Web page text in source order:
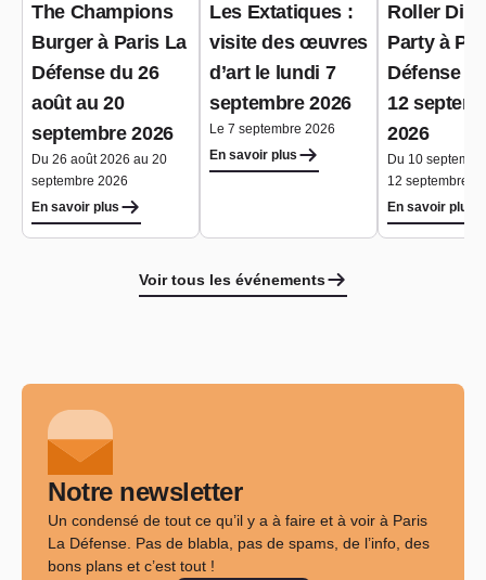
The Champions
Burger à Paris La
Défense du 26
août au 20
septembre 2026
Du 26 août 2026 au 20
septembre 2026
En savoir plus
Les Extatiques :
visite des œuvres
d’art le lundi 7
septembre 2026
Le 7 septembre 2026
En savoir plus
Roller
Party à
Défense
12
2026
Du 10
12 septembre
En savoir plus
Voir tous les événements
Notre newsletter
Un condensé de tout ce qu’il y a à faire et à voir à Paris
La Défense. Pas de blabla, pas de spams, de l’info, des
bons plans et c’est tout !